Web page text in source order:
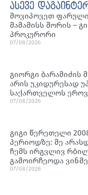
ასევე
მოვიპოვეთ ფარული
მამამისს შორის –
პროკურორი
07/08/2026
გიორგი ბარამიძის
არის უკიდურესად
საქართველოს
07/08/2026
გიგი წერეთელი
პერიოდზე: მე
ჩემს ირგვლივ
გამოირჩეოდა
07/08/2026